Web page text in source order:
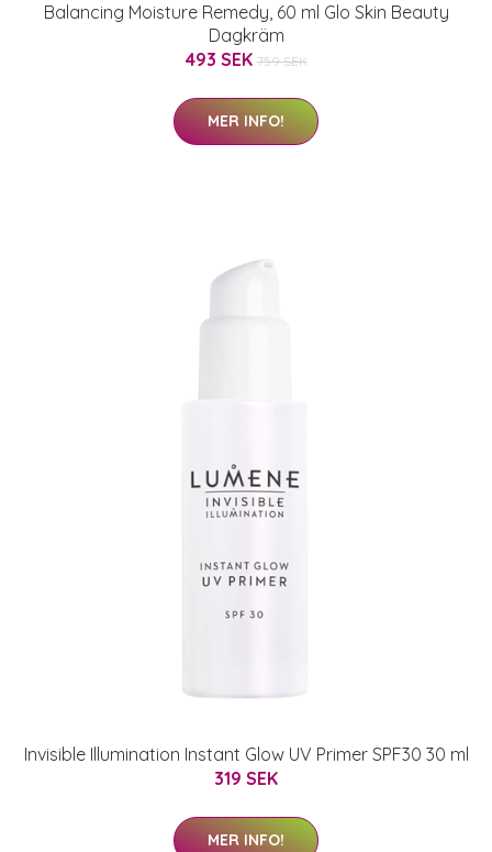
Balancing Moisture Remedy, 60 ml Glo Skin Beauty
Dagkräm
493 SEK 759 SEK
MER INFO!
Invisible Illumination Instant Glow UV Primer SPF30 30 ml
319 SEK
MER INFO!